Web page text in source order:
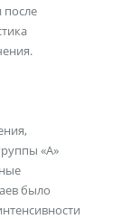
«А»
было